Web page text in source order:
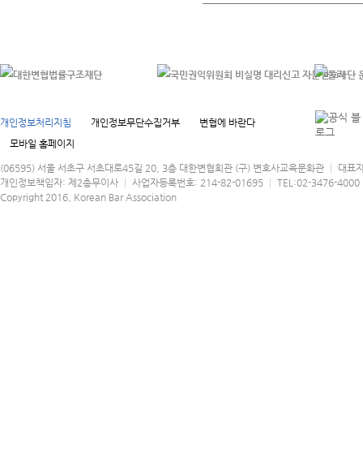
개인정보처리지침 개인정보무단수집거부
변협에 바란다
모바일 홈페이지
(06595) 서울 서초구 서초대로45길 20, 3층 대한변협회관 (구) 변호사교육문화관 │ 대표
개인정보책임자: 제2총무이사 │ 사업자등록번호: 214-82-01695 │ TEL:02-3476-
Copyright 2016, Korean Bar Association